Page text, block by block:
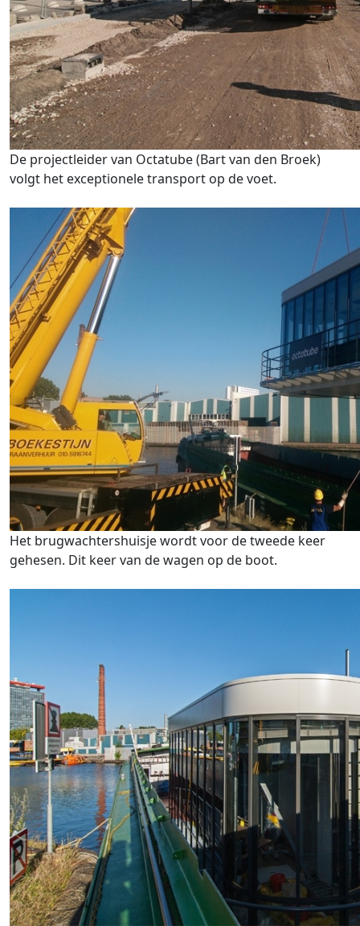
De projectleider van Octatube (Bart van den Broek)
volgt het exceptionele transport op de voet.
Het brugwachtershuisje wordt voor de tweede keer
gehesen. Dit keer van de wagen op de boot.